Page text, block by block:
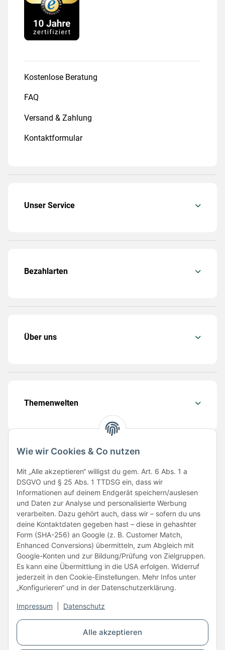
Alle akzeptieren
Wie wir Cookies & Co nutzen
Mit „Alle akzeptieren“ willigst du gem. Art. 6 Abs. 1 a
DSGVO und § 25 Abs. 1 TTDSG ein, dass wir
Informationen auf deinem Endgerät speichern/auslesen
und Daten zur Analyse und personalisierte Werbung
verarbeiten. Dazu gehört auch, dass wir – sofern du uns
deine Kontaktdaten gegeben hast – diese in gehashter
Form (SHA-256) an Google (z. B. Customer Match,
Enhanced Conversions) übermitteln, zum Abgleich mit
Google-Konten und zur Bildung/Prüfung von Zielgruppen.
Es kann eine Übermittlung in die USA erfolgen. Widerruf
jederzeit in den Cookie-Einstellungen. Mehr Infos unter
„Konfigurieren“ und in der Datenschutzerklärung.
Impressum Datenschutz
Kostenlose Beratung
FAQ
Versand & Zahlung
Kontaktformular
Unser Service
Bezahlarten
Über uns
Themenwelten
Folge uns
Unsere Partner
Vertrag widerrufen